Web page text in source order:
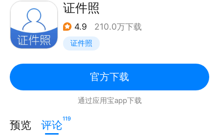
证件照
4.9 210.0万下载
证件照
官方下载
通过应用宝app下载
预览 评论119